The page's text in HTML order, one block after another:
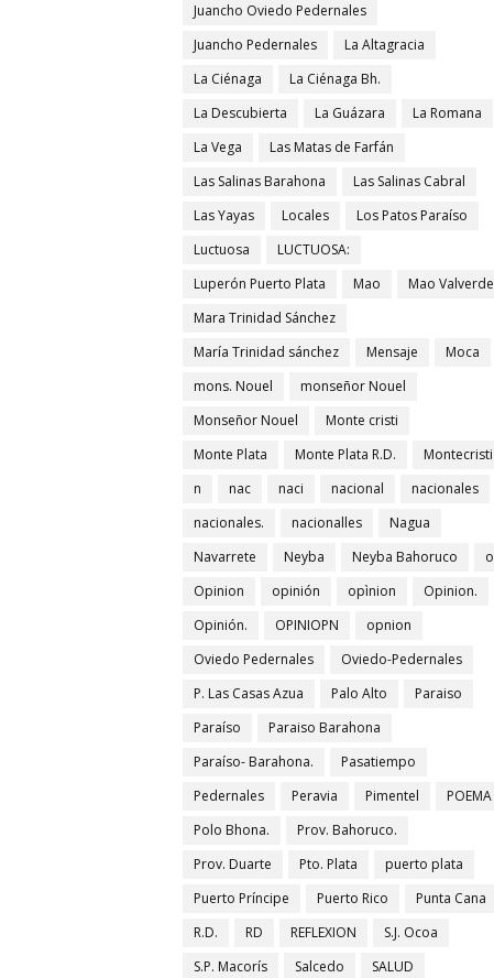
Juancho Oviedo Pedernales
Juancho Pedernales
La Altagracia
La Ciénaga
La Ciénaga Bh.
La Descubierta
La Guázara
La Romana
La Vega
Las Matas de Farfán
Las Salinas Barahona
Las Salinas Cabral
Las Yayas
Locales
Los Patos Paraíso
Luctuosa
LUCTUOSA:
Luperón Puerto Plata
Mao
Mao Valverde
Mara Trinidad Sánchez
María Trinidad sánchez
Mensaje
Moca
mons. Nouel
monseñor Nouel
Monseñor Nouel
Monte cristi
Monte Plata
Monte Plata R.D.
Montecristi
n
nac naci nacional
nacionales
nacionales.
nacionalles
Nagua
Navarrete
Neyba Neyba Bahoruco
o
Opinion
opinión opìnion
Opinion.
Opinión.
OPINIOPN
opnion
Oviedo Pedernales
Oviedo-Pedernales
P. Las Casas Azua
Palo Alto
Paraiso
Paraíso
Paraiso Barahona
Paraíso- Barahona.
Pasatiempo
Pedernales
Peravia Pimentel
POEMA
Polo Bhona.
Prov. Bahoruco.
Prov. Duarte
Pto. Plata
puerto plata
Puerto Príncipe
Puerto Rico
Punta Cana
R.D.
RD REFLEXION
S.J. Ocoa
S.P. Macorís
Salcedo
SALUD